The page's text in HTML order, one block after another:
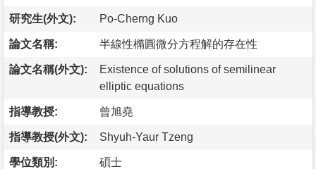
研究生(外文): Po-Cherng Kuo
論文名稱: 半線性橢圓微分方程解的存在性
論文名稱(外文):
Existence of solutions of semilinear
elliptic equations
指導教授: 曾旭堯
指導教授(外文): Shyuh-Yaur Tzeng
學位類別: 碩士